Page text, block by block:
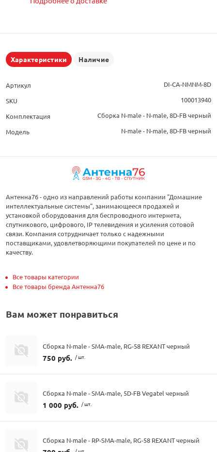
Характеристики Наличие
Артикул
DI-CA-NMNM-8D
SKU
100013940
Комплектация
Сборка N-male - N-male, 8D-FB черный
Модель
N-male - N-male, 8D-FB черный
Антенна76 - одно из направлений работы компании "Домашние
интеллектуальные системы", занимающееся продажей и
установкой оборудования для беспроводного интернета,
спутникового, цифрового, IP телевидения и усиления сотовой
связи. Компания сотрудничает только с надежными
поставщиками, удовлетворяющими покупателей по цене и по
качеству.
Все товары категории
Все товары бренда Антенна76
Вам может понравиться
Сборка N-male - SMA-male, RG-58 REXANT черный
750 руб. / шт.
Сборка N-male - SMA-male, 5D-FB Vegatel черный
1 000 руб. / шт.
Сборка N-male - RP-SMA-male, RG-58 REXANT черный